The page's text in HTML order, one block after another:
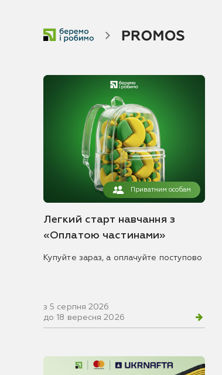
Приватним особам
Легкий старт навчання з
«Оплатою частинами»
Купуйте зараз, а оплачуйте поступово
з 5 серпня 2026
до 18 вересня 2026